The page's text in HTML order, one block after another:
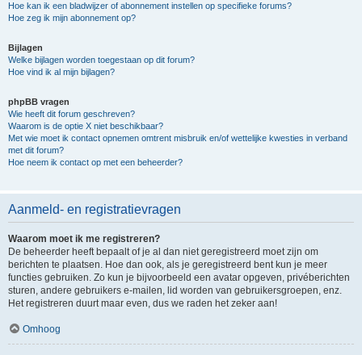
Hoe kan ik een bladwijzer of abonnement instellen op specifieke forums?
Hoe zeg ik mijn abonnement op?
Bijlagen
Welke bijlagen worden toegestaan op dit forum?
Hoe vind ik al mijn bijlagen?
phpBB vragen
Wie heeft dit forum geschreven?
Waarom is de optie X niet beschikbaar?
Met wie moet ik contact opnemen omtrent misbruik en/of wettelijke kwesties in verband
met dit forum?
Hoe neem ik contact op met een beheerder?
Aanmeld- en registratievragen
Waarom moet ik me registreren?
De beheerder heeft bepaalt of je al dan niet geregistreerd moet zijn om
berichten te plaatsen. Hoe dan ook, als je geregistreerd bent kun je meer
functies gebruiken. Zo kun je bijvoorbeeld een avatar opgeven, privéberichten
sturen, andere gebruikers e-mailen, lid worden van gebruikersgroepen, enz.
Het registreren duurt maar even, dus we raden het zeker aan!
Omhoog